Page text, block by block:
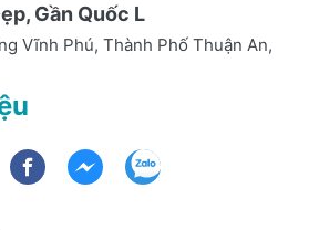
Gần Quốc L
Vĩnh Phú, Thành Phố Thuận An,